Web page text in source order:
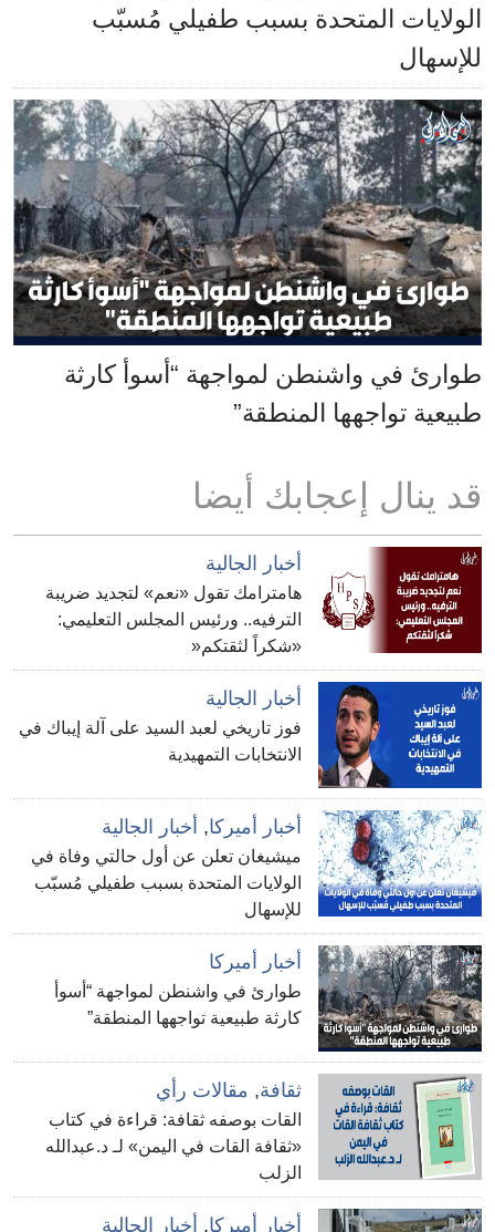
الولايات المتحدة بسبب طفيلي مُسبّب
للإسهال
طوارئ في واشنطن لمواجهة “أسوأ كارثة
طبيعية تواجهها المنطقة”
قد ينال إعجابك أيضا
أخبار الجالية
هامترامك تقول «نعم» لتجديد ضريبة
الترفيه.. ورئيس المجلس التعليمي:
«شكراً لثقتكم«
أخبار الجالية
فوز تاريخي لعبد السيد على آلة إيباك في
الانتخابات التمهيدية
أخبار أميركا, أخبار الجالية
ميشيغان تعلن عن أول حالتي وفاة في
الولايات المتحدة بسبب طفيلي مُسبّب
للإسهال
أخبار أميركا
طوارئ في واشنطن لمواجهة “أسوأ
كارثة طبيعية تواجهها المنطقة”
ثقافة, مقالات رأي
القات بوصفه ثقافة: قراءة في كتاب
«ثقافة القات في اليمن» لـ د.عبدالله
الزلب
أخبار أميركا, أخبار الجالية